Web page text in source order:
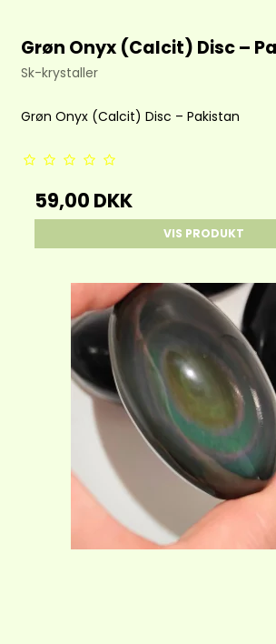
Grøn Onyx (Calcit) Disc –
Sk-krystaller
Grøn Onyx (Calcit) Disc – Pakistan
59,00 DKK
VIS PRODUKT